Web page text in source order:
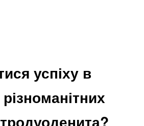
успіху в